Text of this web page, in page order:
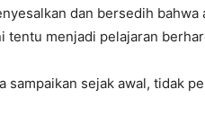
dan bersedih
tentu menjadi pelajaran
sampaikan sejak awal, tidak